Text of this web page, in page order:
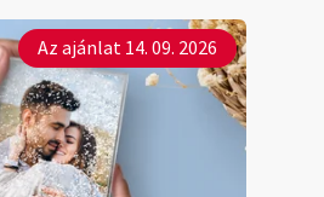
Az ajánlat 14. 09. 2026